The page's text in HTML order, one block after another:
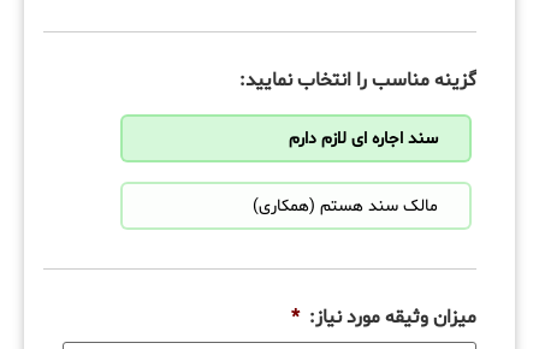
گزینه مناسب را انتخاب نمایید:
سند اجاره ای لازم دارم
مالک سند هستم (همکاری)
میزان وثیقه مورد نیاز: *